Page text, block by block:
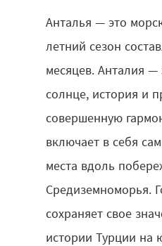
Анталья — это
летний сезон
месяцев. Анталия —
солнце, история и
совершенную
включает в себя
места вдоль
Средиземноморья.
сохраняет свое
истории Турции